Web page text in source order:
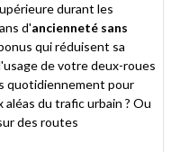
durant les
d'ancienneté sans
qui réduisent sa
de votre deux-roues
quotidiennement pour
du trafic urbain ? Ou
des routes